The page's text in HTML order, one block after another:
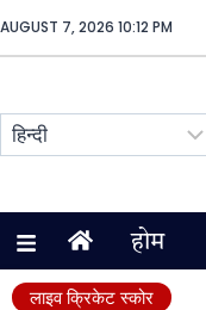
AUGUST 7, 2026 10:12 PM
होम
लाइव क्रिकेट स्कोर